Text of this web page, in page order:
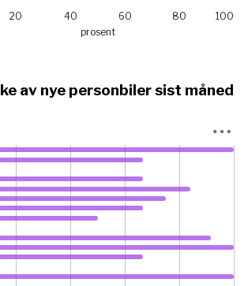
prosent
20 40 60 80 100
chart.
av nye personbiler sist måned
axis displaying categories.
axis displaying prosent. Data ranges